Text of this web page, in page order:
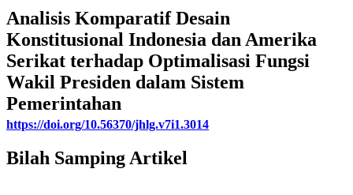
Analisis Komparatif Desain
Konstitusional Indonesia dan Amerika
Serikat terhadap Optimalisasi Fungsi
Wakil Presiden dalam Sistem
Pemerintahan
https://doi.org/10.56370/jhlg.v7i1.3014
Bilah Samping Artikel